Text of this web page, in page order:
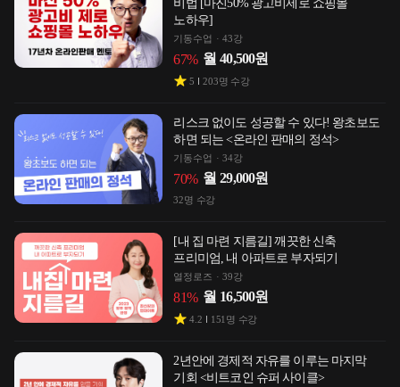
비법 [마진50% 광고비제로 쇼핑몰
노하우]
기동수업 43강
67% 월 40,500원
5 203명 수강
리스크 없이도 성공할 수 있다! 왕초보도
하면 되는 <온라인 판매의 정석>
기동수업 34강
70% 월 29,000원
32명 수강
[내 집 마련 지름길] 깨끗한 신축
프리미엄, 내 아파트로 부자되기
열정로즈 39강
81% 월 16,500원
4.2 151 명 수강
2년안에 경제적 자유를 이루는 마지막
기회 <비트코인 슈퍼 사이클>